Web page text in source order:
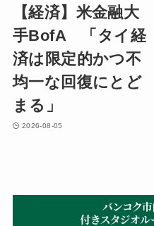
【経済】米金融大
手BofA 「タイ経
済は限定的かつ不
均一な回復にとど
まる」
2026-08-05